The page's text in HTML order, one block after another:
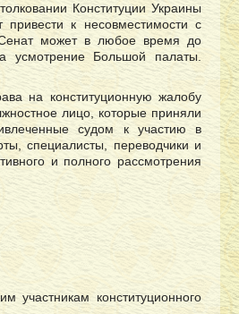
Конституции Украины
к несовместимости с
может в любое время до
усмотрение Большой палаты.
на конституционную жалобу
лицо, которые приняли
судом к участию в
специалисты, переводчики и
и полного рассмотрения
участникам конституционного